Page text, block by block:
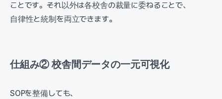
ことです。それ以外は各校舎の裁量に委ねることで、
自律性と統制を両立できます。
仕組み② 校舎間データの一元可視化
SOPを整備しても、